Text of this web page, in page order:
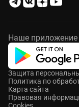
Наше приложение
Защита
Политика по
Карта сайта
Правовая